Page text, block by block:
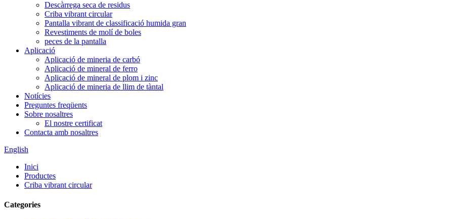
Descàrrega seca de residus
Criba vibrant circular
Pantalla vibrant de classificació humida gran
Revestiments de molí de boles
peces de la pantalla
Aplicació
Aplicació de mineria de carbó
Aplicació de mineral de ferro
Aplicació de mineral de plom i zinc
Aplicació de mineria de llim de tàntal
Notícies
Preguntes freqüents
Sobre nosaltres
El nostre certificat
Contacta amb nosaltres
English
Inici
Productes
Criba vibrant circular
Categories